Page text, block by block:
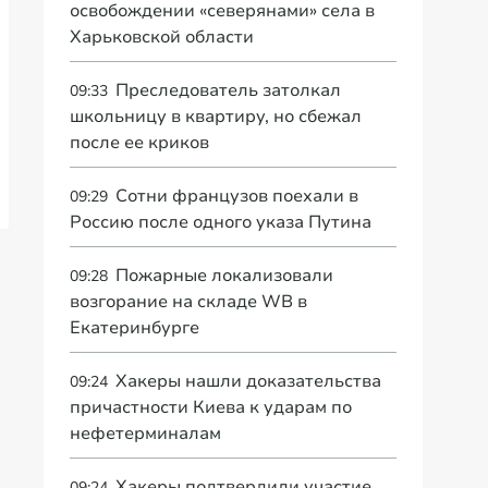
освобождении «северянами» села в
Харьковской области
09:33 Преследователь затолкал
школьницу в квартиру, но сбежал
после ее криков
09:29 Сотни французов поехали в
Россию после одного указа Путина
09:28 Пожарные локализовали
возгорание на складе WB в
Екатеринбурге
09:24 Хакеры нашли доказательства
причастности Киева к ударам по
нефетерминалам